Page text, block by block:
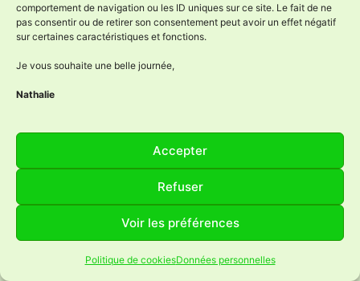
comportement de navigation ou les ID uniques sur ce site. Le fait de ne
pas consentir ou de retirer son consentement peut avoir un effet négatif
sur certaines caractéristiques et fonctions.
Je vous souhaite une belle journée,
Nathalie
Accepter
Refuser
Voir les préférences
Politique de cookiesDonnées personnelles
Tout d’abord, Il me faut des gros bras (ceux de
Claude et les miens) afin de déplacer une balle
de foin.